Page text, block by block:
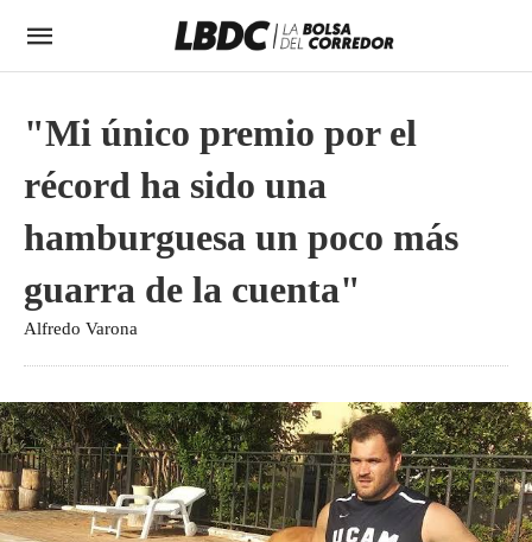
"Mi único premio por el
récord ha sido una
hamburguesa un poco más
guarra de la cuenta"
Alfredo Varona